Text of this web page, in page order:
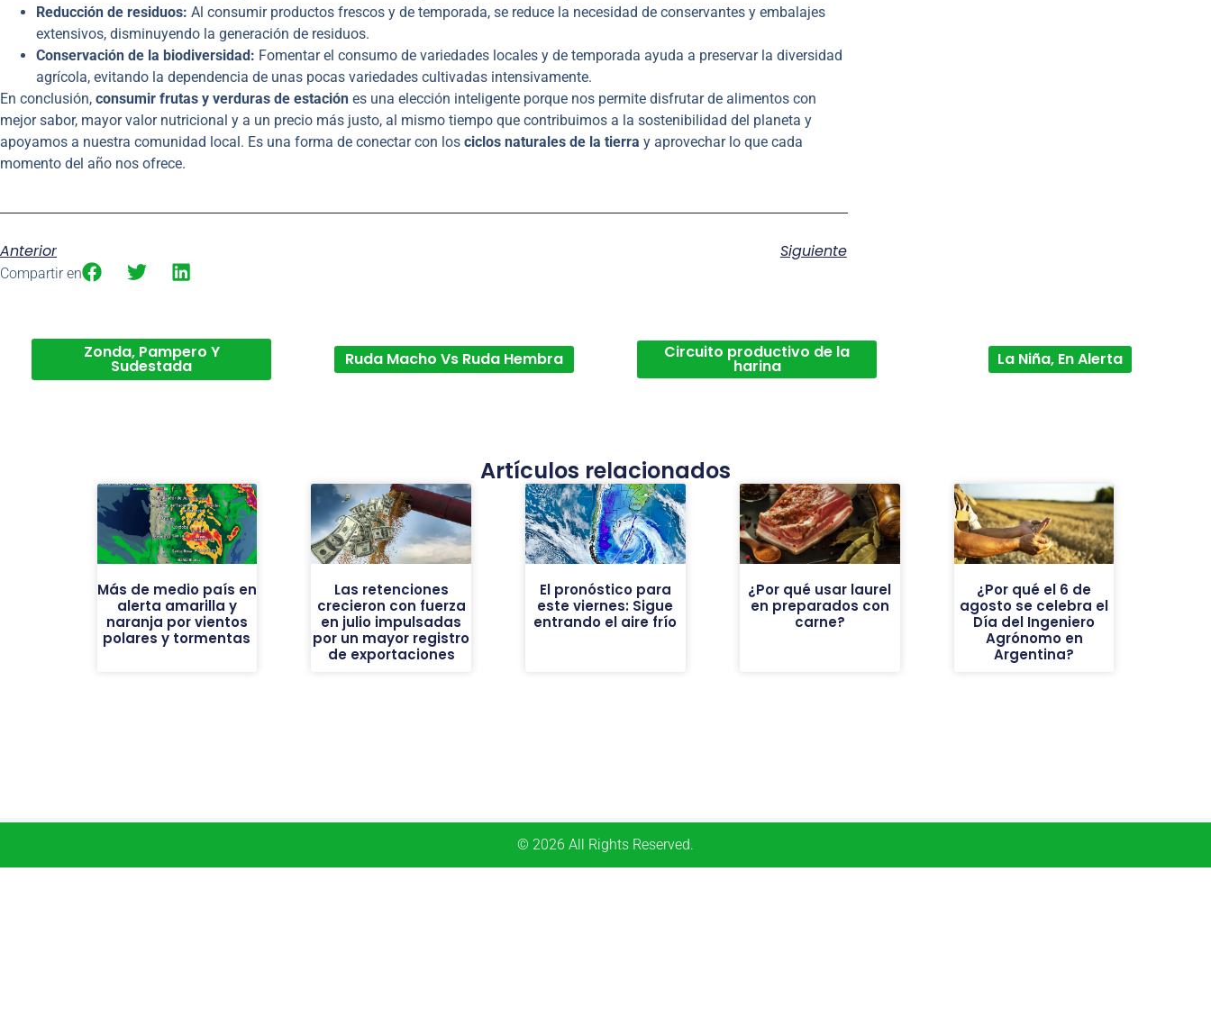
Reducción de residuos: Al consumir productos frescos y de temporada, se reduce la necesidad de conservantes y embalajes
extensivos, disminuyendo la generación de residuos.
Conservación de la biodiversidad: Fomentar el consumo de variedades locales y de temporada ayuda a preservar la diversidad
agrícola, evitando la dependencia de unas pocas variedades cultivadas intensivamente.
En conclusión, consumir frutas y verduras de estación es una elección inteligente porque nos permite disfrutar de alimentos con
mejor sabor, mayor valor nutricional y a un precio más justo, al mismo tiempo que contribuimos a la sostenibilidad del planeta y
apoyamos a nuestra comunidad local. Es una forma de conectar con los ciclos naturales de la tierra y aprovechar lo que cada
momento del año nos ofrece.
Anterior Siguiente
Compartir en
Zonda, Pampero Y
Sudestada Ruda Macho Vs Ruda Hembra Circuito productivo de la
harina La Niña, En Alerta
Artículos relacionados
Más de medio país en
alerta amarilla y
naranja por vientos
polares y tormentas
Las retenciones
crecieron con fuerza
en julio impulsadas
por un mayor registro
de exportaciones
El pronóstico para
este viernes: Sigue
entrando el aire frío
¿Por qué usar laurel
en preparados con
carne?
¿Por qué el 6 de
agosto se celebra el
Día del Ingeniero
Agrónomo en
Argentina?
© 2026 All Rights Reserved.